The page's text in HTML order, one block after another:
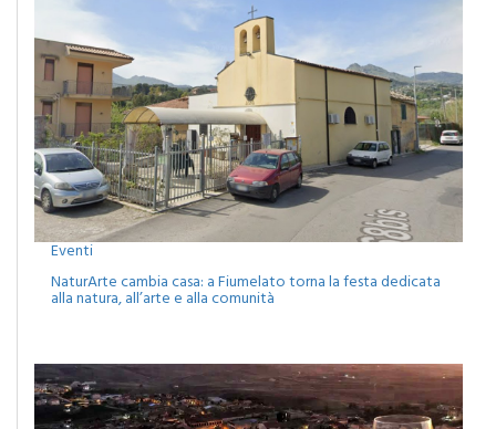
Eventi
NaturArte cambia casa: a Fiumelato torna la festa dedicata
alla natura, all’arte e alla comunità